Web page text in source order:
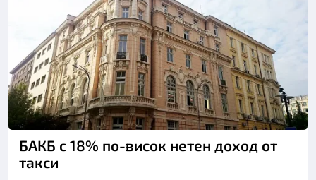
БАКБ с 18% по-висок нетен доход от
такси